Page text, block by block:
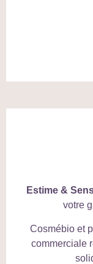
Estime &
votre
Cosmébio et
commerciale